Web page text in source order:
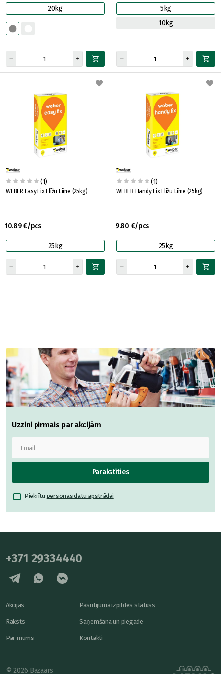
20kg
5kg
10kg
(1)
WEBER Easy Fix Flīžu Līme (25kg)
10.89 €/pcs
25kg
(1)
WEBER Handy Fix Flīžu Līme (25kg)
9.80 €/pcs
25kg
Uzzini pirmais par akcijām
Parakstīties
Piekrītu personas datu apstrādei
+371 29334440
Akcijas
Raksts
Par mums
Pasūtījuma izpildes statuss
Saņemšana un piegāde
Kontakti
© 2026 Bazaars